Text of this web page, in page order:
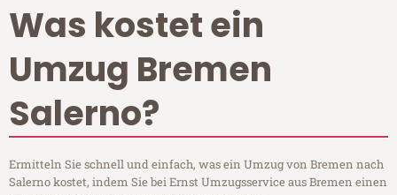
Was kostet ein
Umzug Bremen
Salerno?
Ermitteln Sie schnell und einfach, was ein Umzug von Bremen nach
Salerno kostet, indem Sie bei Ernst Umzugsservice aus Bremen einen